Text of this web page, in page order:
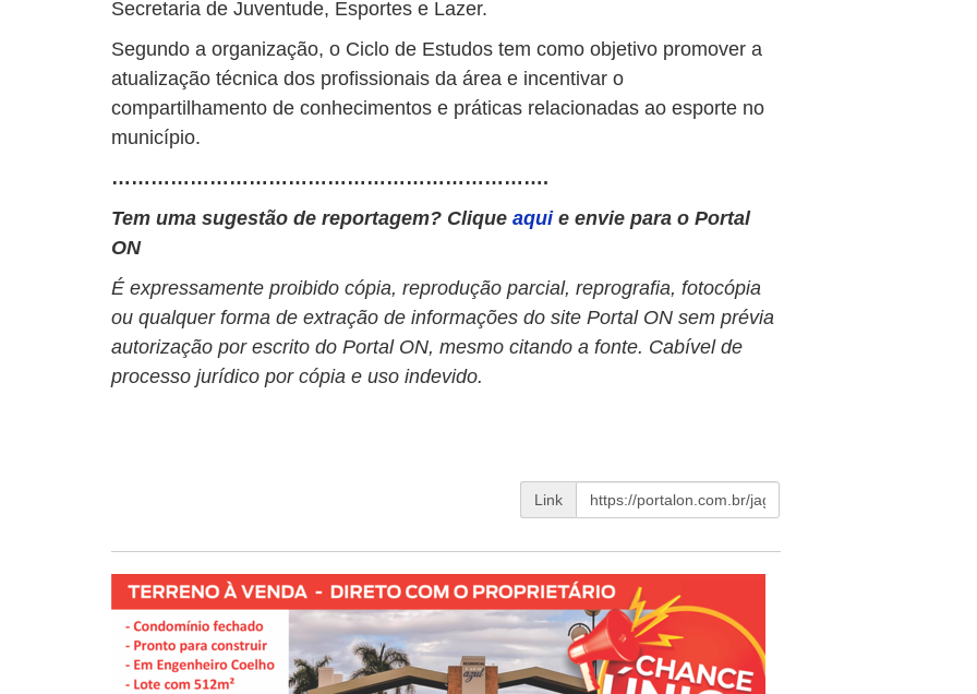
Secretaria de Juventude, Esportes e Lazer.
Segundo a organização, o Ciclo de Estudos tem como objetivo promover a
atualização técnica dos profissionais da área e incentivar o
compartilhamento de conhecimentos e práticas relacionadas ao esporte no
município.
………………………………………………………….
Tem uma sugestão de reportagem? Clique aqui e envie para o Portal
ON
É expressamente proibido cópia, reprodução parcial, reprografia, fotocópia
ou qualquer forma de extração de informações do site Portal ON sem prévia
autorização por escrito do Portal ON, mesmo citando a fonte. Cabível de
processo jurídico por cópia e uso indevido.
Link